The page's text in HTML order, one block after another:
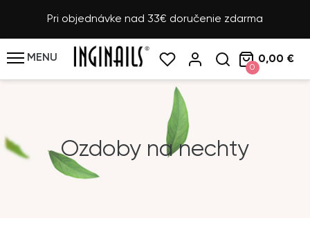
Pri objednávke nad 33€ doručenie zdarma
MENU
0
0,00 €
Ozdoby na nechty